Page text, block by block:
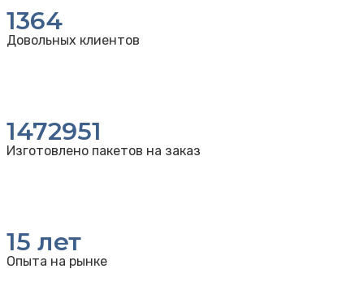
1364
Довольных клиентов
1472951
Изготовлено пакетов на заказ
15 лет
Опыта на рынке